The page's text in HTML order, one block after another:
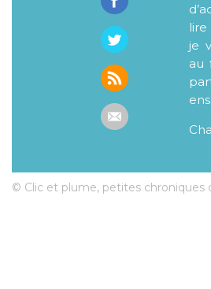
je
au
© Clic et plume, petites chroniques